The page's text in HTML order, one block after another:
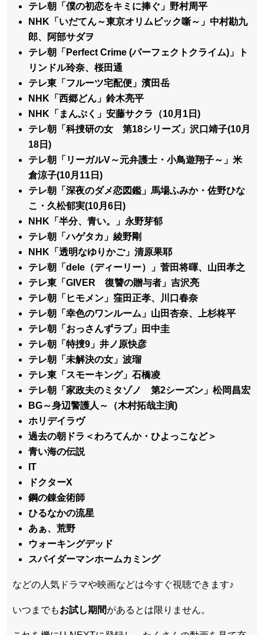
テレ朝「僕の初恋をキミに捧ぐ」野村周平
NHK「いだてん～東京オリムピック噺～」中村勘九
郎、阿部サダヲ
テレ朝「Perfect Crime (パーフェクトクライム)」ト
リンドル玲奈、桜田通
テレ東「フルーツ宅配便」濱田岳
NHK「西郷どん」鈴木亮平
NHK「まんぷく」安藤サクラ（10月1日)
テレ朝「科捜研の女 第18シリーズ」沢口靖子(10月
18日)
テレ朝「リーガルV～元弁護士・小鳥遊翔子～」米
倉涼子(10月11日)
テレ朝「深夜のダメ恋図鑑」馬場ふみか・佐野ひな
こ・久松郁実(10月6日)
NHK「半分、青い。」永野芽郁
テレ朝「ハゲタカ」綾野剛
NHK「透明なゆりかご」清原果耶
テレ朝「dele（ディーリー）」菅田将暉、山田孝之
テレ東「GIVER 復讐の贈与者」吉沢亮
テレ朝「ヒモメン」窪田正孝、川口春奈
テレ朝「幸色のワンルーム」山田杏奈、上杉柊平
テレ朝「おっさんずラブ」田中圭
テレ朝「特捜9」井ノ原快彦
テレ朝「未解決の女」波瑠
テレ東「スモーキング」石橋凌
テレ朝「家政夫のミタゾノ 第2シーズン」松岡昌宏
BG～身辺警護人～（木村拓哉主演)
ホリデイラヴ
過去の朝ドラ＜わろてんか・ひよっこなど＞
青い海の伝説
IT
ドクターX
鋼の錬金術師
ひるなかの流星
あぁ、荒野
ウォーキングデッド
スパイダーマンホームカミング
などの人気ドラマや映画などは今すぐ視聴できます♪
いつまでもお試し期間があるとは限りません。